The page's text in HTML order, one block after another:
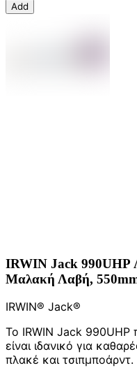
Add
IRWIN Jack 990UHP
Μαλακή Λαβή,
IRWIN® Jack®
Το IRWIN Jack 990UHP
είναι ιδανικό για
πλακέ και τσιπμποάρντ.